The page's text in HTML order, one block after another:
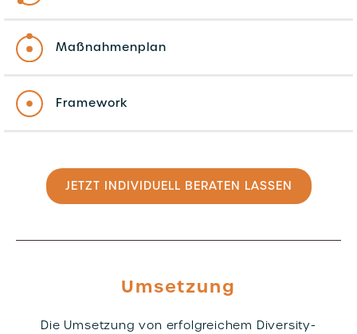
Maßnahmenplan
Framework
JETZT INDIVIDUELL BERATEN LASSEN
Umsetzung
Die Umsetzung von erfolgreichem Diversity-